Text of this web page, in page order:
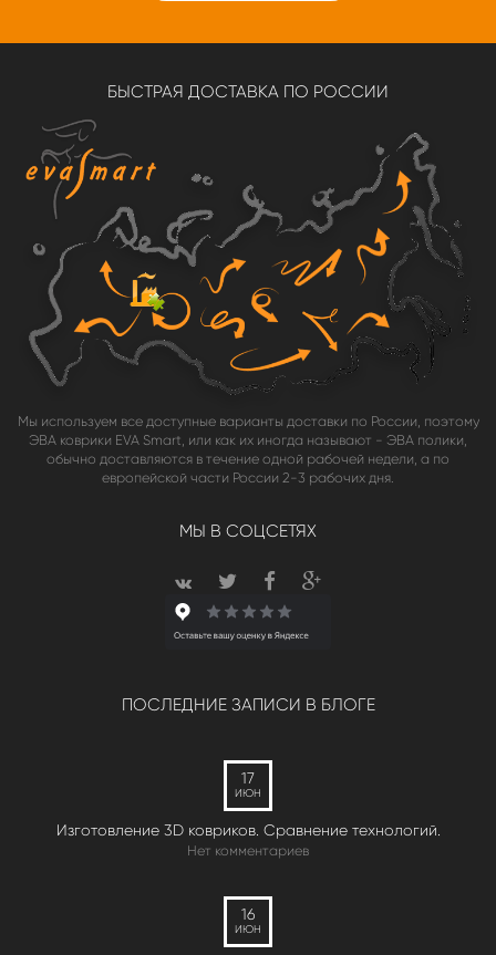
БЫСТРАЯ ДОСТАВКА ПО РОССИИ
Мы используем все доступные варианты доставки по России, поэтому
ЭВА коврики EVA Smart, или как их иногда называют - ЭВА полики,
обычно доставляются в течение одной рабочей недели, а по
европейской части России 2-3 рабочих дня.
МЫ В СОЦСЕТЯХ
ПОСЛЕДНИЕ ЗАПИСИ В БЛОГЕ
17
ИЮН
Изготовление 3D ковриков. Сравнение технологий.
Нет комментариев
16
ИЮН